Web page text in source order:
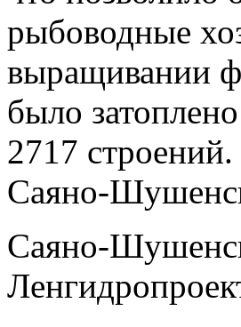
рыбоводные
выращивании
было
2717
Саяно-
Саяно-